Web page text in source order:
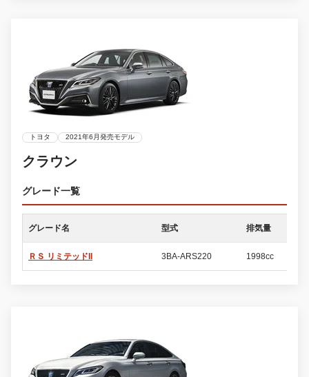
トヨタ 2021年6月発売モデル
クラウン
グレード一覧
グレード名 型式 排気量
ＲＳ リミテッドII 3BA-ARS220 1998cc